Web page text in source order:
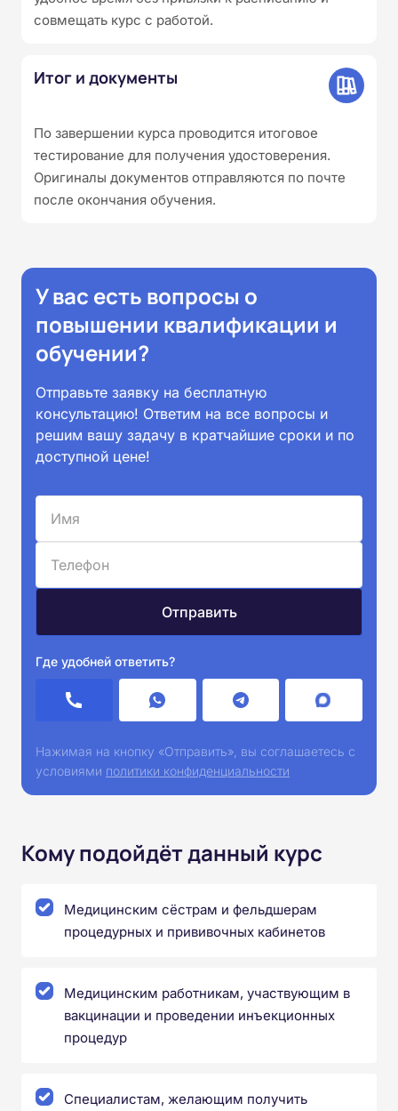
совмещать курс с работой.
Итог и документы
По завершении курса проводится итоговое
тестирование для получения удостоверения.
Оригиналы документов отправляются по почте
после окончания обучения.
У вас есть вопросы о
повышении квалификации и
обучении?
Отправьте заявку на бесплатную
консультацию! Ответим на все вопросы и
решим вашу задачу в кратчайшие сроки и по
доступной цене!
Где удобней ответить?
Нажимая на кнопку «Отправить», вы соглашаетесь с
условиями политики конфиденциальности
Кому подойдёт данный курс
Медицинским сёстрам и фельдшерам
процедурных и прививочных кабинетов
Медицинским работникам, участвующим в
вакцинации и проведении инъекционных
процедур
Специалистам, желающим получить